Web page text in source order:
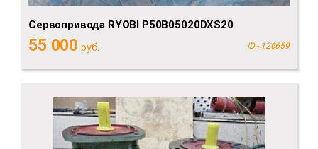
Сервопривода RYOBI P50B05020DXS20
55 000 руб. ID - 126659